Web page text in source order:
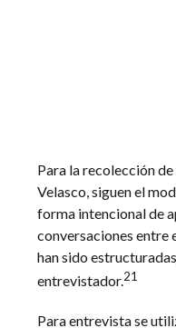
Para la recolección
Velasco, siguen​ el
forma intencional de
conversaciones entre
han sido
entrevistador.21
Para entrevista se